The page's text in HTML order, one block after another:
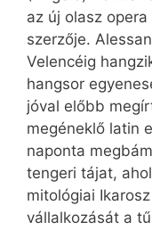
az új olasz
szerzője.
Velencéig
hangsor
jóval előbb
megéneklő latin
naponta
tengeri tájat,
mitológiai
vállalkozását a